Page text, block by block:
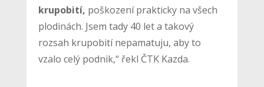
krupobití, poškození prakticky na všech
plodinách. Jsem tady 40 let a takový
rozsah krupobití nepamatuju, aby to
vzalo celý podnik,“ řekl ČTK Kazda.